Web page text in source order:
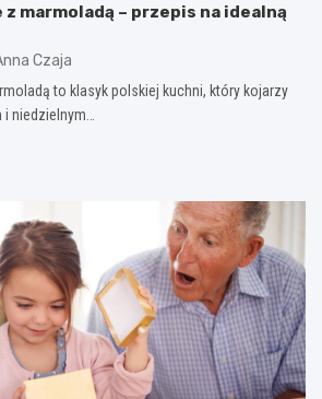
marmoladą – przepis na idealną
Czaja
to klasyk polskiej kuchni, który kojarzy
niedzielnym…